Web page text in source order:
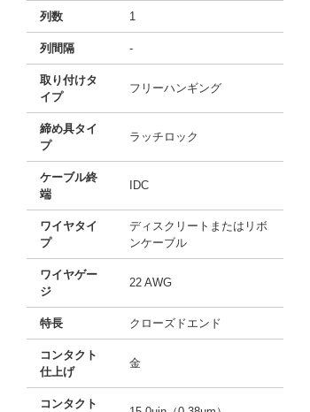
列数 1
列間隔 -
取り付けタ
イプ
フリーハンギング
締め具タイ
プ
ラッチロック
ケーブル終
端
IDC
ワイヤタイ
プ
ディスクリートまたはリボ
ンケーブル
ワイヤゲー
ジ
22 AWG
特長 クローズドエンド
コンタクト
仕上げ
金
コンタクト